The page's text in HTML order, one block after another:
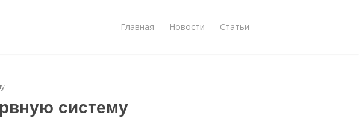
Главная Новости Статьи
систему